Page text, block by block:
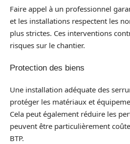
Faire appel à un professionnel
et les installations respectent les
plus strictes. Ces interventions
risques sur le chantier.
Protection des biens
Une installation adéquate des
protéger les matériaux et
Cela peut également réduire les
peuvent être particulièrement
BTP.